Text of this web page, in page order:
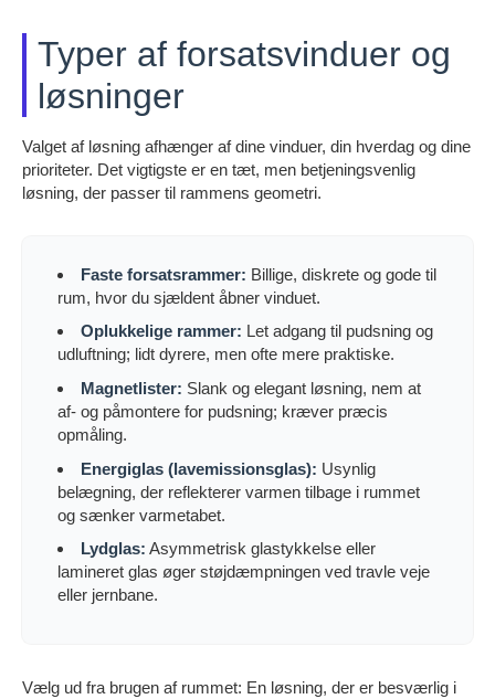
Typer af forsatsvinduer og
løsninger
Valget af løsning afhænger af dine vinduer, din hverdag og dine
prioriteter. Det vigtigste er en tæt, men betjeningsvenlig
løsning, der passer til rammens geometri.
Faste forsatsrammer: Billige, diskrete og gode til
rum, hvor du sjældent åbner vinduet.
Oplukkelige rammer: Let adgang til pudsning og
udluftning; lidt dyrere, men ofte mere praktiske.
Magnetlister: Slank og elegant løsning, nem at
af- og påmontere for pudsning; kræver præcis
opmåling.
Energiglas (lavemissionsglas): Usynlig
belægning, der reflekterer varmen tilbage i rummet
og sænker varmetabet.
Lydglas: Asymmetrisk glastykkelse eller
lamineret glas øger støjdæmpningen ved travle veje
eller jernbane.
Vælg ud fra brugen af rummet: En løsning, der er besværlig i